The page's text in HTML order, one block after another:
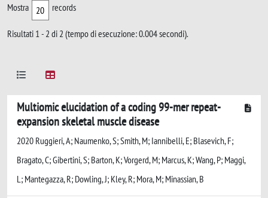
Mostra records
Risultati 1 - 2 di 2 (tempo di esecuzione: 0.004 secondi).
Multiomic elucidation of a coding 99-mer repeat-
expansion skeletal muscle disease
2020 Ruggieri, A; Naumenko, S; Smith, M; Iannibelli, E; Blasevich, F;
Bragato, C; Gibertini, S; Barton, K; Vorgerd, M; Marcus, K; Wang, P; Maggi,
L; Mantegazza, R; Dowling, J; Kley, R; Mora, M; Minassian, B